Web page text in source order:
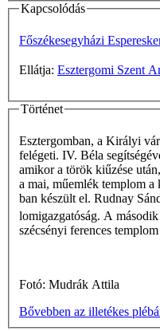
Kapcsolódás
Főszékesegyházi
Ellátja: Esztergomi Szent
Történet
Esztergomban, a Királyi
felégeti. IV. Béla
amikor a török kiűzése
a mai, műemlék templom
ban készült el. Rudnay
lomigazgatóság. A
szécsényi ferences
Fotó: Mudrák Attila
Bővebben az illetékes